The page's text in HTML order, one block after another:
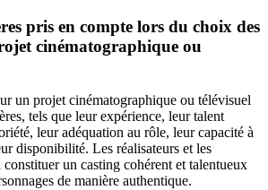
pris en compte lors du choix des
cinématographique ou
un projet cinématographique ou télévisuel
tels que leur expérience, leur talent
leur adéquation au rôle, leur capacité à
disponibilité. Les réalisateurs et les
un casting cohérent et talentueux
de manière authentique.